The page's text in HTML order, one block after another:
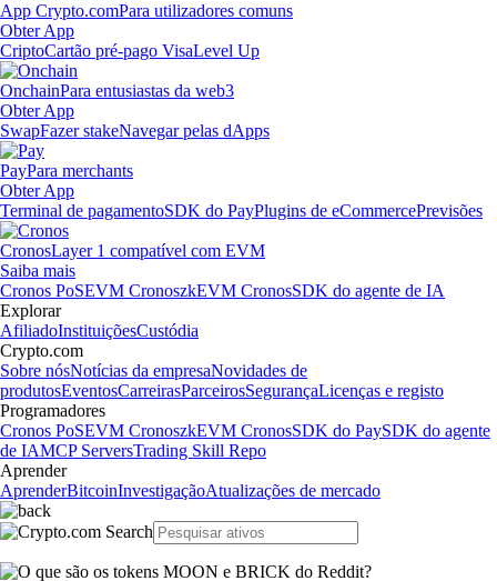
App Crypto.comPara utilizadores comuns
Obter App
CriptoCartão pré-pago VisaLevel Up
OnchainPara entusiastas da web3
Obter App
SwapFazer stakeNavegar pelas dApps
PayPara merchants
Obter App
Terminal de pagamentoSDK do PayPlugins de eCommercePrevisões
CronosLayer 1 compatível com EVM
Saiba mais
Cronos PoSEVM CronoszkEVM CronosSDK do agente de IA
Explorar
AfiliadoInstituiçõesCustódia
Crypto.com
Sobre nósNotícias da empresaNovidades de
produtosEventosCarreirasParceirosSegurançaLicenças e registo
Programadores
Cronos PoSEVM CronoszkEVM CronosSDK do PaySDK do agente
de IAMCP ServersTrading Skill Repo
Aprender
AprenderBitcoinInvestigaçãoAtualizações de mercado